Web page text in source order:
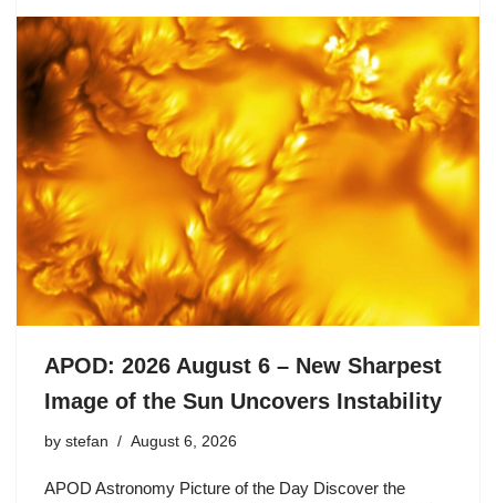
APOD: 2026 August 6 – New Sharpest
Image of the Sun Uncovers Instability
by stefan August 6, 2026
APOD Astronomy Picture of the Day Discover the